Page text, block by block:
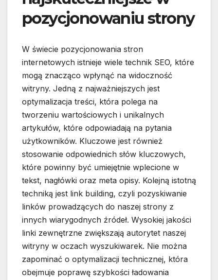
pozycjonowaniu strony
W świecie pozycjonowania stron
internetowych istnieje wiele technik SEO, które
mogą znacząco wpłynąć na widoczność
witryny. Jedną z najważniejszych jest
optymalizacja treści, która polega na
tworzeniu wartościowych i unikalnych
artykułów, które odpowiadają na pytania
użytkowników. Kluczowe jest również
stosowanie odpowiednich słów kluczowych,
które powinny być umiejętnie wplecione w
tekst, nagłówki oraz meta opisy. Kolejną istotną
techniką jest link building, czyli pozyskiwanie
linków prowadzących do naszej strony z
innych wiarygodnych źródeł. Wysokiej jakości
linki zewnętrzne zwiększają autorytet naszej
witryny w oczach wyszukiwarek. Nie można
zapominać o optymalizacji technicznej, która
obejmuje poprawę szybkości ładowania